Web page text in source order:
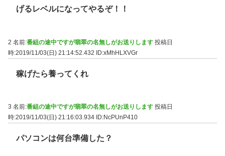
げるレベルになってやるぞ！！
2 名前:番組の途中ですが翡翠の名無しがお送りします 投稿日
時:2019/11/03(日) 21:14:52.432 ID:xMhHLXVGr
稼げたら養ってくれ
3 名前:番組の途中ですが翡翠の名無しがお送りします 投稿日
時:2019/11/03(日) 21:16:03.934 ID:NcPUnP410
パソコンは何台準備した？